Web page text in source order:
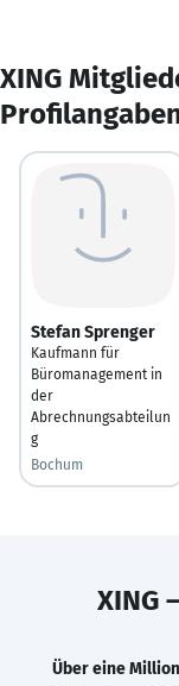
XING
Stefan Sprenger
Kaufmann für
Büromanagement in
der
Abrechnungsabteilun
g
Bochum
XING
Über eine